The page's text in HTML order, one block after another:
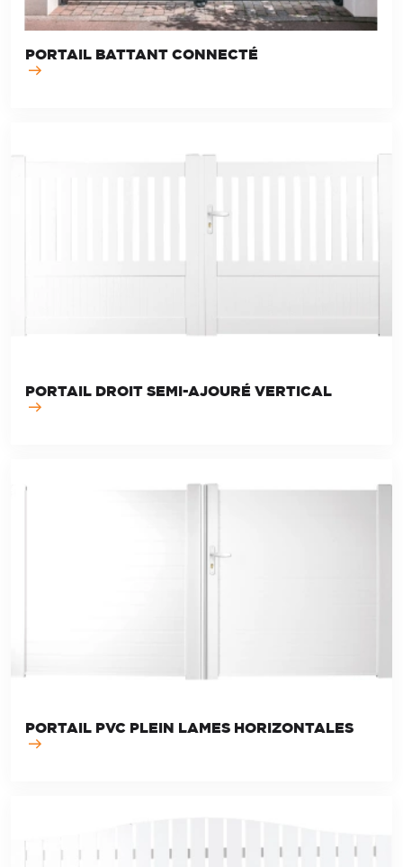
PORTAIL BATTANT CONNECTÉ
PORTAIL DROIT SEMI-AJOURÉ VERTICAL
PORTAIL PVC PLEIN LAMES HORIZONTALES